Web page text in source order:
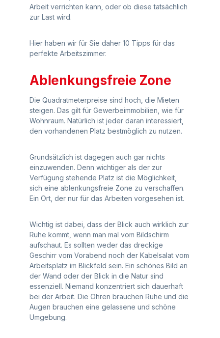
Arbeit verrichten kann, oder ob diese tatsächlich
zur Last wird.
Hier haben wir für Sie daher 10 Tipps für das
perfekte Arbeitszimmer.
Ablenkungsfreie Zone
Die Quadratmeterpreise sind hoch, die Mieten
steigen. Das gilt für Gewerbeimmobilien, wie für
Wohnraum. Natürlich ist jeder daran interessiert,
den vorhandenen Platz bestmöglich zu nutzen.
Grundsätzlich ist dagegen auch gar nichts
einzuwenden. Denn wichtiger als der zur
Verfügung stehende Platz ist die Möglichkeit,
sich eine ablenkungsfreie Zone zu verschaffen.
Ein Ort, der nur für das Arbeiten vorgesehen ist.
Wichtig ist dabei, dass der Blick auch wirklich zur
Ruhe kommt, wenn man mal vom Bildschirm
aufschaut. Es sollten weder das dreckige
Geschirr vom Vorabend noch der Kabelsalat vom
Arbeitsplatz im Blickfeld sein. Ein schönes Bild an
der Wand oder der Blick in die Natur sind
essenziell. Niemand konzentriert sich dauerhaft
bei der Arbeit. Die Ohren brauchen Ruhe und die
Augen brauchen eine gelassene und schöne
Umgebung.